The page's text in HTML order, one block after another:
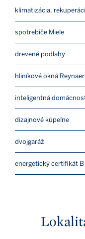
klimatizácia,
spotrebiče Miele
drevené podlahy
hliníkové okná
inteligentná
dizajnové kúpeľne
dvojgaráž
energetický certifikát B